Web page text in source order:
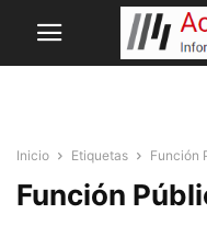
Inicio Etiquetas Función
Función